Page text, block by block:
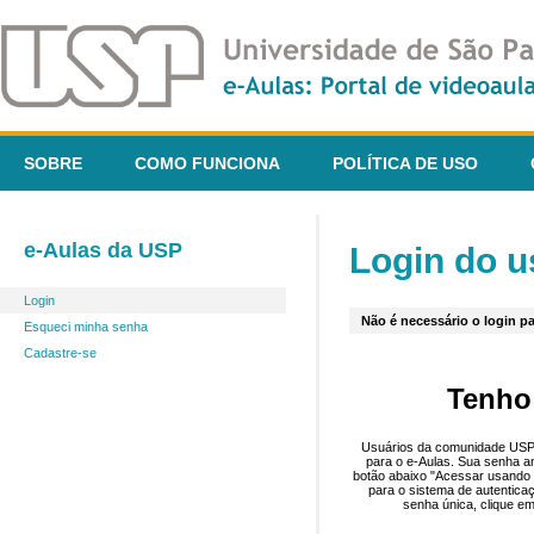
SOBRE COMO FUNCIONA POLÍTICA DE USO
e-Aulas da USP
Login
Esqueci minha senha
Cadastre-se
Login do
Não é necessário o login
Usuários da comunidade
para o e-Aulas. Sua senha
botão abaixo "Acessar
para o sistema de
senha única, clique